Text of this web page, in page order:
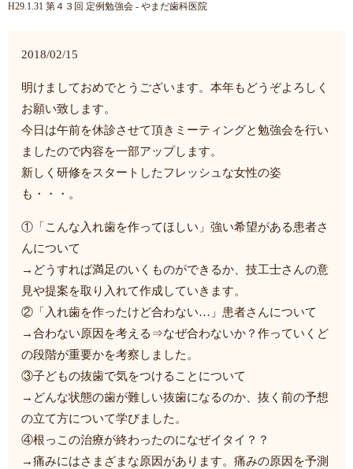
H29.1.31 第４３回 定例勉強会 - やまだ歯科医院
2018/02/15
明けましておめでとうございます。本年もどうぞよろしく
お願い致します。
今日は午前を休診させて頂きミーティングと勉強会を行い
ましたので内容を一部アップします。
新しく研修をスタートしたフレッシュな女性の姿
も・・・。
①「こんな入れ歯を作ってほしい」強い希望がある患者さ
んについて
→どうすれば満足のいくものができるか、技工士さんの意
見や提案を取り入れて作成していきます。
②「入れ歯を作ったけど合わない…」患者さんについて
→合わない原因を考える⇒なぜ合わないか？作っていくど
の段階が重要かを考察しました。
③子どもの抜歯で気をつけることについて
→どんな状態の歯が難しい抜歯になるのか、抜く前の予想
の立て方について学びました。
④根っこの治療が終わったのになぜイタイ？？
→痛みにはさまざまな原因があります。痛みの原因を予測